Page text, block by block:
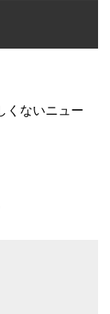
くないニュー